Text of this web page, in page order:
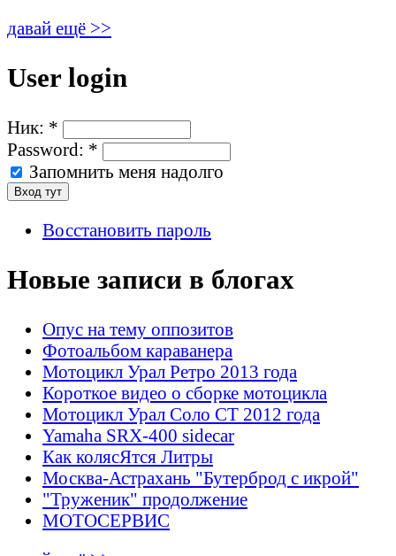
давай ещё >>
User login
Ник: *
Password: *
Запомнить меня надолго
Восстановить пароль
Новые записи в блогах
Опус на тему оппозитов
Фотоальбом караванера
Мотоцикл Урал Ретро 2013 года
Короткое видео о сборке мотоцикла
Мотоцикл Урал Соло СТ 2012 года
Yamaha SRX-400 sidecar
Как колясЯтся Литры
Москва-Астрахань "Бутерброд с икрой"
"Труженик" продолжение
МОТОСЕРВИС